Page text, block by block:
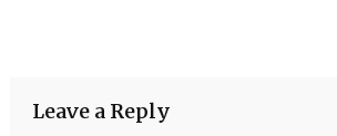
Leave a Reply